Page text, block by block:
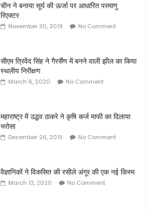
चीन ने बनाया सूर्य की ऊर्जा पर आधारित परमाणु
रिएक्टर
November 30, 2019 No Comment
सीएम त्रिवेंद सिंह ने गैरसैंण में बनने वाली झील का किया
स्थलीय निरीक्षण
March 6, 2020 No Comment
महाराष्ट्र में उद्धव ठाकरे ने कृषि कर्ज माफी का दिलाया
भरोसा
December 26, 2019 No Comment
वैज्ञानिकों ने विकसित की रसीले अंगूर की एक नई किस्म
March 13, 2020 No Comment